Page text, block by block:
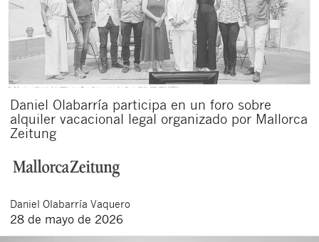
Daniel Olabarría participa en un foro sobre
alquiler vacacional legal organizado por Mallorca
Zeitung
Daniel Olabarría Vaquero
28 de mayo de 2026